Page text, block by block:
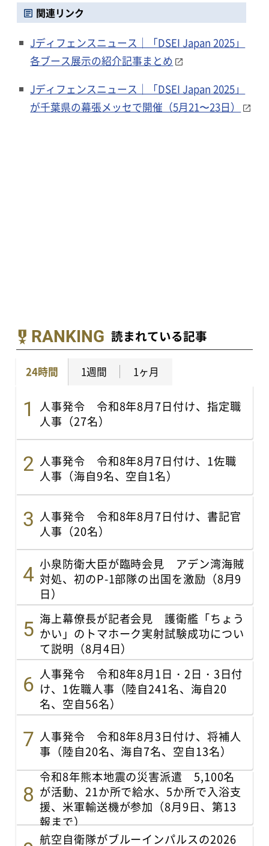
関連リンク
Jディフェンスニュース｜「DSEI Japan 2025」
各ブース展示の紹介記事まとめ
Jディフェンスニュース｜「DSEI Japan 2025」
が千葉県の幕張メッセで開催（5月21〜23日）
RANKING 読まれている記事
24時間 1週間 1ヶ月
人事発令 令和8年8月7日付け、指定職
人事（27名）
人事発令 令和8年8月7日付け、1佐職
人事（海自9名、空自1名）
人事発令 令和8年8月7日付け、書記官
人事（20名）
小泉防衛大臣が臨時会見 アデン湾海賊
対処、初のP-1部隊の出国を激励（8月9
日）
海上幕僚長が記者会見 護衛艦「ちょう
かい」のトマホーク実射試験成功につい
て説明（8月4日）
人事発令 令和8年8月1日・2日・3日付
け、1佐職人事（陸自241名、海自20
名、空自56名）
人事発令 令和8年8月3日付け、将補人
事（陸自20名、海自7名、空自13名）
令和8年熊本地震の災害派遣 5,100名
が活動、21か所で給水、5か所で入浴支
援、米軍輸送機が参加（8月9日、第13
報まで）
航空自衛隊がブルーインパルスの2026